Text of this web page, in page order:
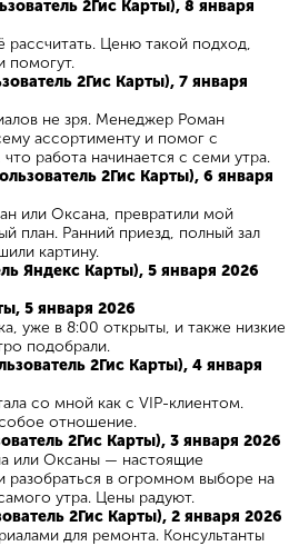
2Гис Карты), 8 января
рассчитать. Ценю такой подход,
помогут.
2Гис Карты), 7 января
не зря. Менеджер Роман
ассортименту и помог с
работа начинается с семи утра.
2Гис Карты), 6 января
или Оксана, превратили мой
план. Ранний приезд, полный зал
картину.
Яндекс Карты), 5 января 2026
5 января 2026
уже в 8:00 открыты, и также низкие
подобрали.
2Гис Карты), 4 января
со мной как с VIP-клиентом.
отношение.
2Гис Карты), 3 января 2026
или Оксаны — настоящие
в огромном выборе на
утра. Цены радуют.
2Гис Карты), 2 января 2026
для ремонта. Консультанты